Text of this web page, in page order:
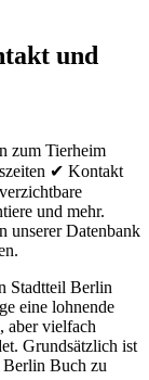
und
zum Tierheim
✔ Kontakt
und mehr.
unserer Datenbank
Stadtteil Berlin
eine lohnende
aber vielfach
Grundsätzlich ist
Berlin Buch zu